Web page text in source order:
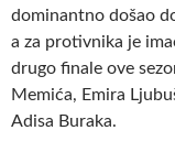
dominantno došao
a za protivnika je
drugo finale ove
Memića, Emira
Adisa Buraka.